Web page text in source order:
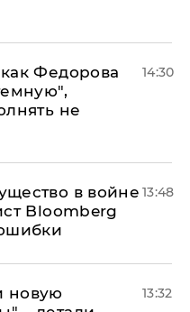
Федорова
не
14:30
в войне
Bloomberg
13:48
новую
13:32